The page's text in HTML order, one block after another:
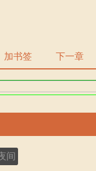
加书签 下一章
间